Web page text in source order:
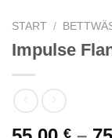
START /
Impulse
€